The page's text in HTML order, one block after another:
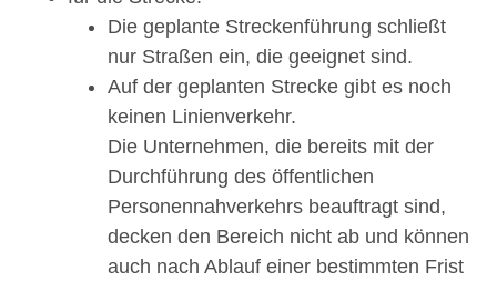
Die geplante Streckenführung schließt
nur Straßen ein, die geeignet sind.
Auf der geplanten Strecke gibt es noch
keinen Linienverkehr.
Die Unternehmen, die bereits mit der
Durchführung des öffentlichen
Personennahverkehrs beauftragt sind,
decken den Bereich nicht ab und können
auch nach Ablauf einer bestimmten Frist